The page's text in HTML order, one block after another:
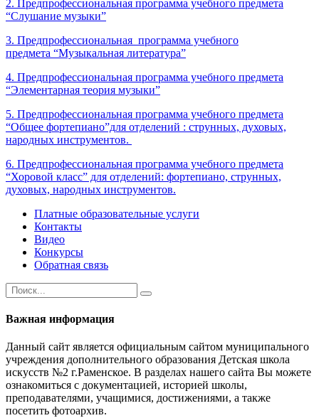
2. Предпрофессиональная программа учебного предмета
“Слушание музыки”
3. Предпрофессиональная программа учебного
предмета “Музыкальная литература”
4. Предпрофессиональная программа учебного предмета
“Элементарная теория музыки”
5. Предпрофессиональная программа учебного предмета
“Общее фортепиано”для отделений : струнных, духовых,
народных инструментов.
6. Предпрофессиональная программа учебного предмета
“Хоровой класс” для отделений: фортепиано, струнных,
духовых, народных инструментов.
Платные образовательные услуги
Контакты
Видео
Конкурсы
Обратная связь
Важная информация
Данный сайт является официальным сайтом муниципального
учреждения дополнительного образования Детская школа
искусств №2 г.Раменское. В разделах нашего сайта Вы можете
ознакомиться с документацией, историей школы,
преподавателями, учащимися, достижениями, а также
посетить фотоархив.